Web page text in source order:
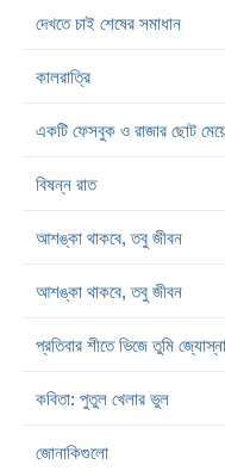
দেখতে চাই শেষের সমাধান
কালরাত্রি
একটি ফেসবুক ও রাজার ছোট
বিষন্ন রাত
আশঙ্কা থাকবে, তবু জীবন
আশঙ্কা থাকবে, তবু জীবন
প্রতিবার শীতে ভিজে তুমি
কবিতা: পুতুল খেলার ভুল
জোনাকিগুলো